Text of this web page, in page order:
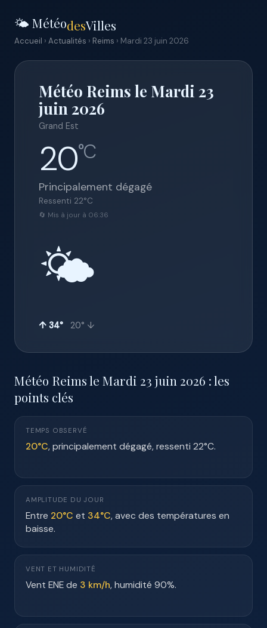
🌤️ MétéodesVilles
Accueil › Actualités › Reims › Mardi 23 juin 2026
Météo Reims le Mardi 23
juin 2026
Grand Est
20°C
Principalement dégagé
Ressenti 22°C
🔄 Mis à jour à 06:36
🌤️
↑ 34° 20° ↓
Météo Reims le Mardi 23 juin 2026 : les
points clés
TEMPS OBSERVÉ
20°C, principalement dégagé, ressenti 22°C.
AMPLITUDE DU JOUR
Entre 20°C et 34°C, avec des températures en
baisse.
VENT ET HUMIDITÉ
Vent ENE de 3 km/h, humidité 90%.